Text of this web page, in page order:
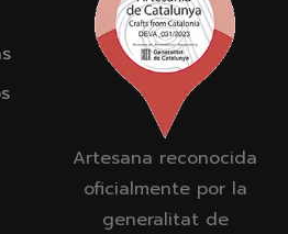
Artesana reconocida
oficialmente por la
generalitat de